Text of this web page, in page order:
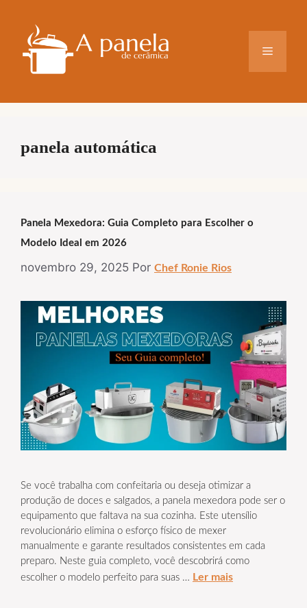
conteúdo
Menu
panela automática
Panela Mexedora: Guia Completo para Escolher o
Modelo Ideal em 2026
novembro 29, 2025 Por Chef Ronie Rios
Se você trabalha com confeitaria ou deseja otimizar a
produção de doces e salgados, a panela mexedora pode ser o
equipamento que faltava na sua cozinha. Este utensílio
revolucionário elimina o esforço físico de mexer
manualmente e garante resultados consistentes em cada
preparo. Neste guia completo, você descobrirá como
escolher o modelo perfeito para suas … Ler mais